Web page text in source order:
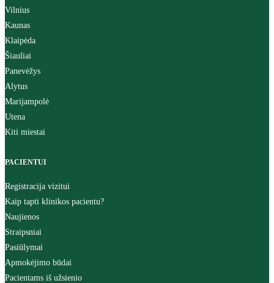
Vilnius
Kaunas
Klaipėda
Šiauliai
Panevėžys
Alytus
Marijampolė
Utena
Kiti miestai
PACIENTUI
Registracija vizitui
Kaip tapti klinikos pacientu?
Naujienos
Straipsniai
Pasiūlymai
Apmokėjimo būdai
Pacientams iš užsienio